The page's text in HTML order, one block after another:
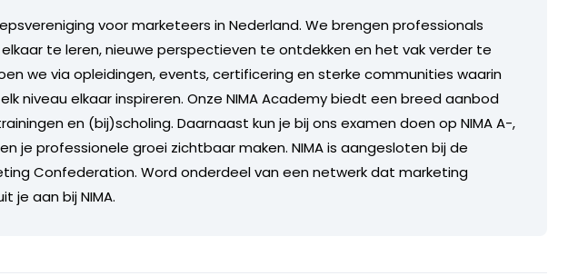
voor marketeers in Nederland. We brengen professionals
te leren, nieuwe perspectieven te ontdekken en het vak verder te
we via opleidingen, events, certificering en sterke communities waarin
niveau elkaar inspireren. Onze NIMA Academy biedt een breed aanbod
en (bij)scholing. Daarnaast kun je bij ons examen doen op NIMA A-,
je professionele groei zichtbaar maken. NIMA is aangesloten bij de
Confederation. Word onderdeel van een netwerk dat marketing
je aan bij NIMA.